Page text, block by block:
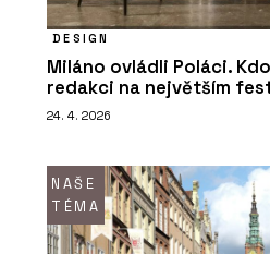
DESIGN
Miláno ovládli Poláci.
redakci na největším
24. 4. 2026
NAŠE
TÉMA